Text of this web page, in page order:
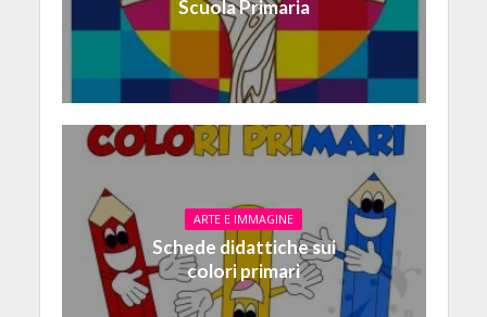
Scuola Primaria
ARTE E IMMAGINE
Schede didattiche sui
colori primari